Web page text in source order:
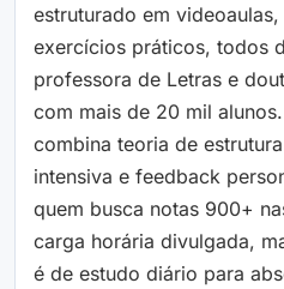
estruturado em
exercícios práticos, todos
professora de Letras e
com mais de 20 mil
combina teoria de
intensiva e feedback
quem busca notas 900+
carga horária divulgada,
é de estudo diário para